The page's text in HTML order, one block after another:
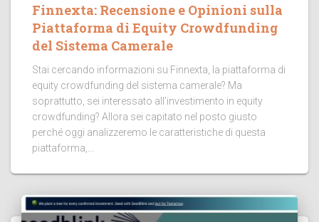
Finnexta: Recensione e Opinioni sulla
Piattaforma di Equity Crowdfunding
del Sistema Camerale
Stai cercando informazioni su Finnexta, la piattaforma di
equity crowdfunding del sistema camerale? Ma
soprattutto, sei interessato all’investimento in equity
crowdfunding? Allora sei capitato nel posto giusto
perché oggi analizzeremo le caratteristiche di questa
piattaforma,...